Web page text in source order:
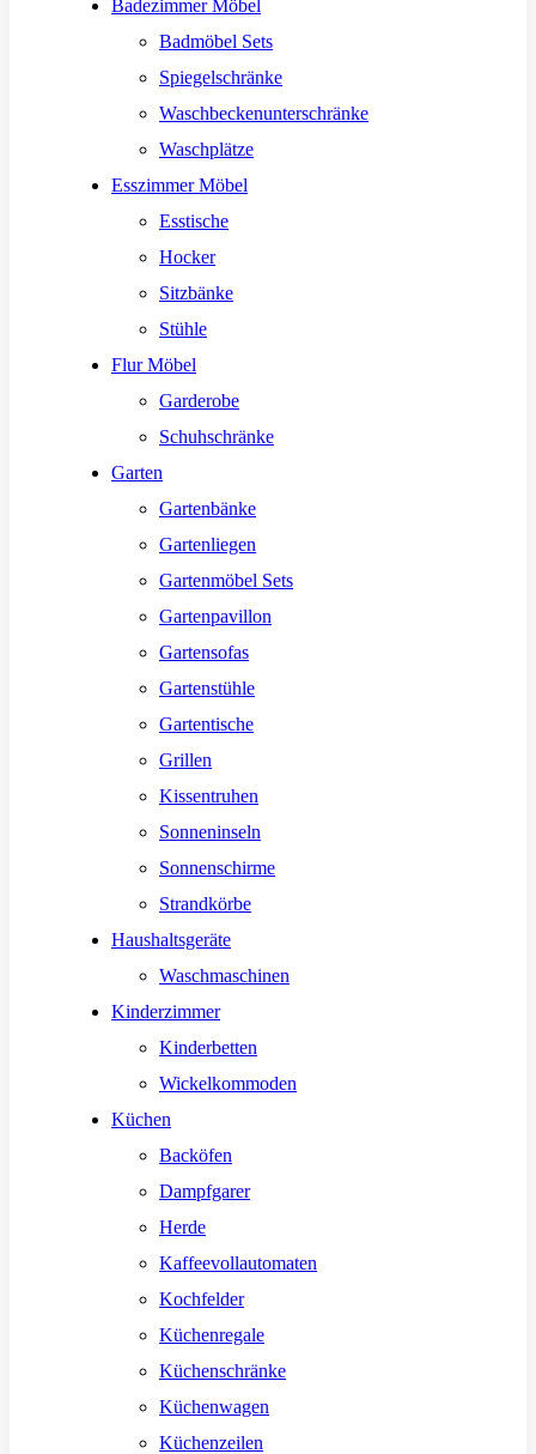
Badezimmer Möbel
Badmöbel Sets
Spiegelschränke
Waschbeckenunterschränke
Waschplätze
Esszimmer Möbel
Esstische
Hocker
Sitzbänke
Stühle
Flur Möbel
Garderobe
Schuhschränke
Garten
Gartenbänke
Gartenliegen
Gartenmöbel Sets
Gartenpavillon
Gartensofas
Gartenstühle
Gartentische
Grillen
Kissentruhen
Sonneninseln
Sonnenschirme
Strandkörbe
Haushaltsgeräte
Waschmaschinen
Kinderzimmer
Kinderbetten
Wickelkommoden
Küchen
Backöfen
Dampfgarer
Herde
Kaffeevollautomaten
Kochfelder
Küchenregale
Küchenschränke
Küchenwagen
Küchenzeilen